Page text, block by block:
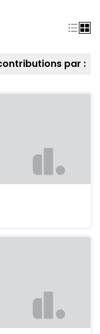
par :